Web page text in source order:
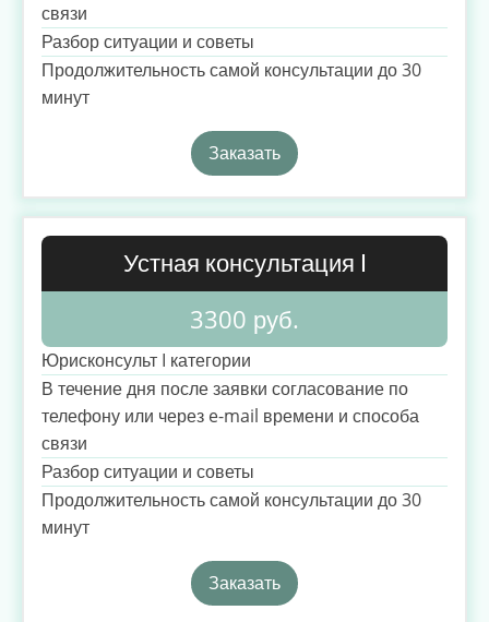
связи
Разбор ситуации и советы
Продолжительность самой консультации до 30
минут
Заказать
Устная консультация I
3300 руб.
Юрисконсульт I категории
В течение дня после заявки согласование по
телефону или через e-mail времени и способа
связи
Разбор ситуации и советы
Продолжительность самой консультации до 30
минут
Заказать